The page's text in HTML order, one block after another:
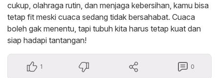
cukup, olahraga rutin, dan menjaga kebersihan, kamu bisa
tetap fit meski cuaca sedang tidak bersahabat. Cuaca
boleh gak menentu, tapi tubuh kita harus tetap kuat dan
siap hadapi tantangan!
1 0